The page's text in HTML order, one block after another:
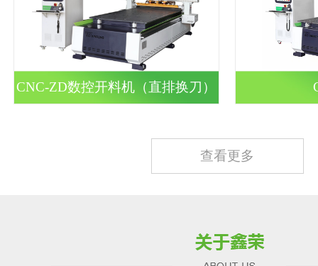
CNC-ZD数控开料机（直排换刀）
查看更多